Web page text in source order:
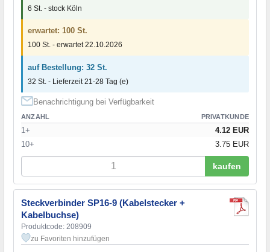
6 St. - stock Köln
erwartet: 100 St.
100 St. - erwartet 22.10.2026
auf Bestellung: 32 St.
32 St. - Lieferzeit 21-28 Tag (e)
Benachrichtigung bei Verfügbarkeit
ANZAHL PRIVATKUNDE
1+
4.12 EUR
10+
3.75 EUR
kaufen
Steckverbinder SP16-9 (Kabelstecker +
Kabelbuchse)
Produktcode: 208909
zu Favoriten hinzufügen